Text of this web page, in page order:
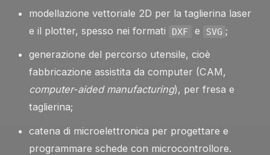
modellazione vettoriale 2D per la taglierina laser
e il plotter, spesso nei formati
DXF e SVG ;
generazione del percorso utensile, cioè
fabbricazione assistita da computer (CAM,
computer-aided manufacturing), per fresa e
taglierina;
catena di microelettronica per progettare e
programmare schede con microcontrollore.